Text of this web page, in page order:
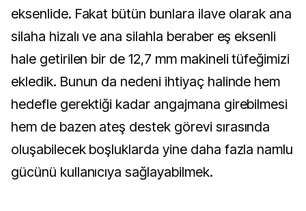
eksenlide. Fakat bütün bunlara ilave olarak ana
silaha hizalı ve ana silahla beraber eş eksenli
hale getirilen bir de 12,7 mm makineli tüfeğimizi
ekledik. Bunun da nedeni ihtiyaç halinde hem
hedefle gerektiği kadar angajmana girebilmesi
hem de bazen ateş destek görevi sırasında
oluşabilecek boşluklarda yine daha fazla namlu
gücünü kullanıcıya sağlayabilmek.